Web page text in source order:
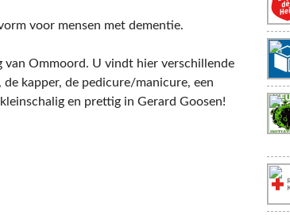
voor mensen met dementie.
van Ommoord. U vindt hier verschillende
kapper, de pedicure/manicure, een
en prettig in Gerard Goosen!